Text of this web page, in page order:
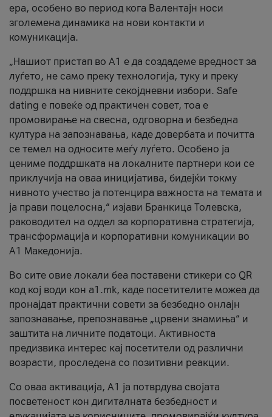
ера, особено во период кога Валентајн носи
зголемена динамика на нови контакти и
комуникација.
„Нашиот пристап во А1 е да создадеме вредност за
луѓето, не само преку технологија, туку и преку
поддршка на нивните секојдневни избори. Safe
dating е повеќе од практичен совет, тоа е
промовирање на свесна, одговорна и безбедна
култура на запознавања, каде довербата и почитта
се темел на односите меѓу луѓето. Особено ја
цениме поддршката на локалните партнери кои се
приклучија на оваа иницијатива, бидејќи токму
нивното учество ја потенцира важноста на темата и
ја прави поцелосна,“ изјави Бранкица Толевска,
раководител на оддел за корпоративна стратегија,
трансформација и корпоративни комуникации во
А1 Македонија.
Во сите овие локали беа поставени стикери со QR
код кој води кон a1.mk, каде посетителите можеа да
пронајдат практични совети за безбедно онлајн
запознавање, препознавање „црвени знамиња“ и
заштита на личните податоци. Активноста
предизвика интерес кај посетители од различни
возрасти, проследена со позитивни реакции.
Со оваа активација, А1 ја потврдува својата
посветеност кон дигиталната безбедност и